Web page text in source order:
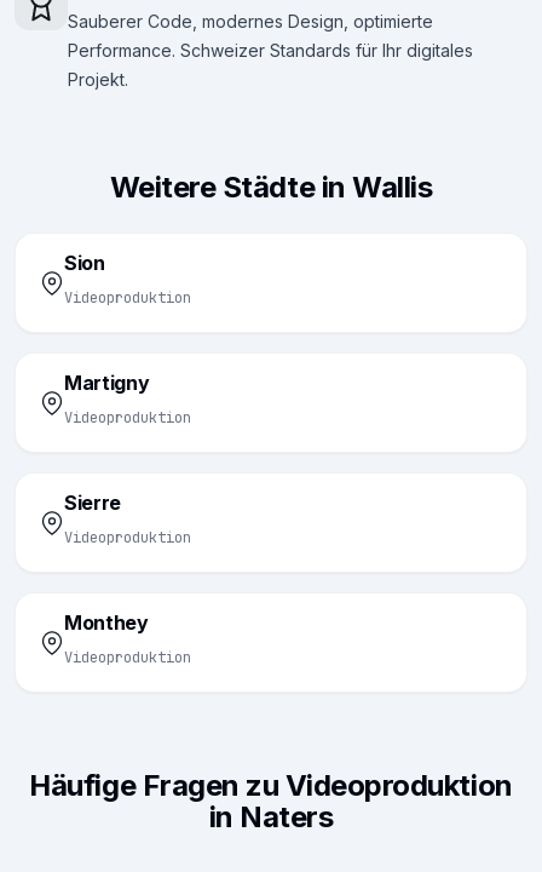
Sauberer Code, modernes Design, optimierte
Performance. Schweizer Standards für Ihr digitales
Projekt.
Weitere Städte in Wallis
Sion
Videoproduktion
Martigny
Videoproduktion
Sierre
Videoproduktion
Monthey
Videoproduktion
Häufige Fragen zu Videoproduktion
in Naters